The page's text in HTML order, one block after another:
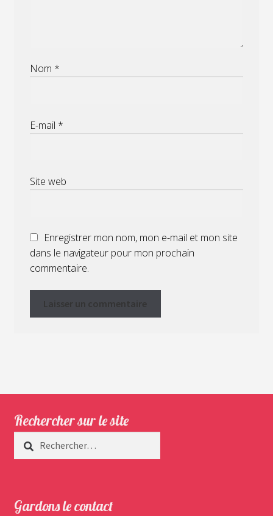
Nom *
E-mail *
Site web
Enregistrer mon nom, mon e-mail et mon site
dans le navigateur pour mon prochain
commentaire.
Rechercher sur le site
Rechercher :
Gardons le contact